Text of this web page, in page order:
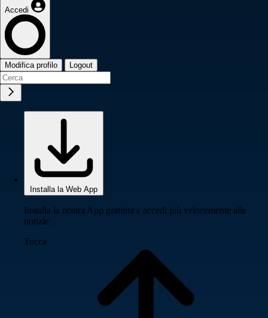
Accedi
Modifica profilo Logout
Installa la Web App
Installa la nostra App gratuita e accedi più velocemente alle
notizie
Tocca